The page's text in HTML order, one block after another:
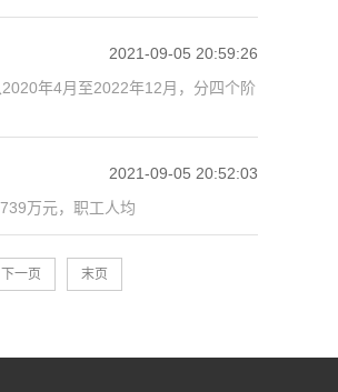
2021-09-05 20:59:26
年4月至2022年12月，分四个阶
2021-09-05 20:52:03
万元，职工人均
下一页 末页